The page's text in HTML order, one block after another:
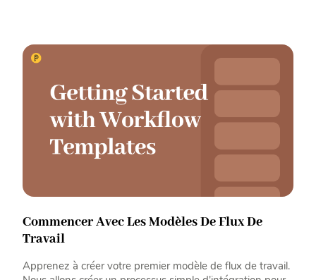
Commencer Avec Les Modèles De Flux De
Travail
Apprenez à créer votre premier modèle de flux de travail.